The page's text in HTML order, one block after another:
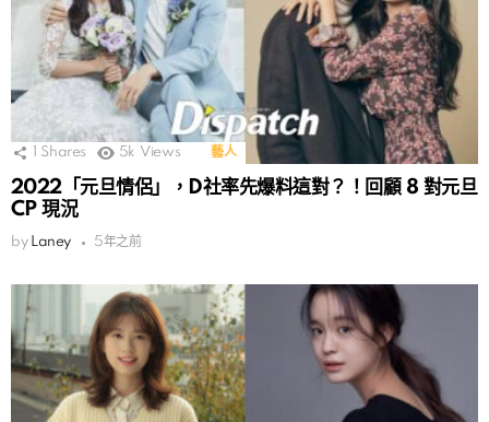
Shares 5k Views 藝人
2022「元旦情侶」，D社率先爆料這對？！回顧 8 對元旦
CP 現況
by Laney 5年之前